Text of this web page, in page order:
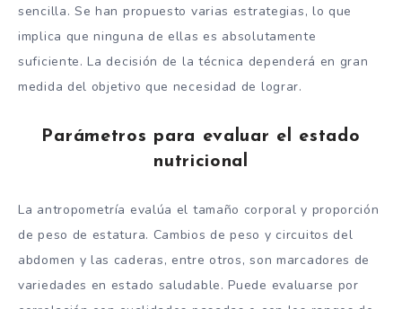
sencilla. Se han propuesto varias estrategias, lo que
implica que ninguna de ellas es absolutamente
suficiente. La decisión de la técnica dependerá en gran
medida del objetivo que necesidad de lograr.
Parámetros para evaluar el estado
nutricional
La antropometría evalúa el tamaño corporal y proporción
de peso de estatura. Cambios de peso y circuitos del
abdomen y las caderas, entre otros, son marcadores de
variedades en estado saludable. Puede evaluarse por